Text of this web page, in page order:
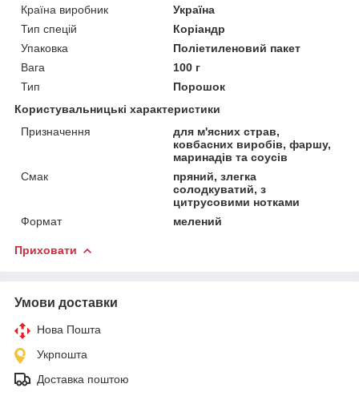
Країна виробник
Україна
Тип спецій
Коріандр
Упаковка
Поліетиленовий пакет
Вага
100 г
Тип
Порошок
Користувальницькі характеристики
Призначення
для м'ясних страв,
ковбасних виробів, фаршу,
маринадів та соусів
Смак
пряний, злегка
солодкуватий, з
цитрусовими нотками
Формат
мелений
Приховати
Умови доставки
Нова Пошта
Укрпошта
Доставка поштою